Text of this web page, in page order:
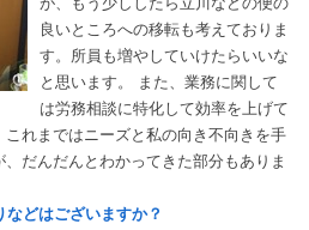
良いところへの移転も考えておりま
す。所員も増やしていけたらいいな
と思います。 また、業務に関して
は労務相談に特化して効率を上げて
れまではニーズと私の向き不向きを手
だんだんとわかってきた部分もありま
どはございますか？